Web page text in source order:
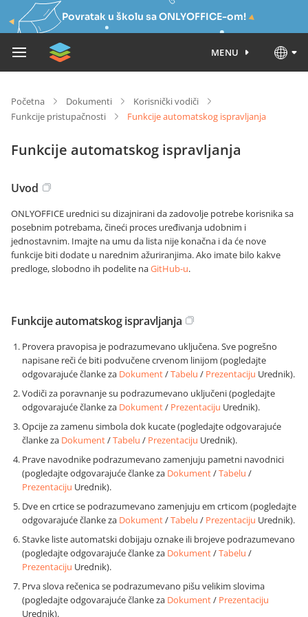
Povratak u školu sa ONLYOFFICE-om!
MENU
Početna Dokumenti
Korisnički vodiči
Funkcije pristupačnosti
Funkcije automatskog ispravljanja
Funkcije automatskog ispravljanja
Uvod
ONLYOFFICE urednici su dizajnirani da zadovolje potrebe korisnika sa
posebnim potrebama, čineći proces uređivanja udobnim i
jednostavnim. Imajte na umu da lista nije konačna i da će nove
funkcije biti dodate u narednim ažuriranjima. Ako imate bilo kakve
predloge, slobodno ih podelite naGitHub-u.
Funkcije automatskog ispravljanja
Provera pravopisa je podrazumevano uključena. Sve pogrešno
napisane reči će biti podvučene crvenom linijom (pogledajte
odgovarajuće članke za Dokument/Tabelu / Prezentaciju Urednik).
Vodiči za poravnanje su podrazumevano uključeni (pogledajte
odgovarajuće članke za Dokument/ Prezentaciju Urednik).
Opcije za zamenu simbola dok kucate (pogledajte odgovarajuće
članke za Dokument/Tabelu / Prezentaciju Urednik).
Prave navodnike podrazumevano zamenjuju pametni navodnici
(pogledajte odgovarajuće članke za Dokument/Tabelu /
Prezentaciju Urednik).
Dve en crtice se podrazumevano zamenjuju em crticom (pogledajte
odgovarajuće članke za Dokument/Tabelu / Prezentaciju Urednik).
Stavke liste automatski dobijaju oznake ili brojeve podrazumevano
(pogledajte odgovarajuće članke za Dokument/Tabelu /
Prezentaciju Urednik).
Prva slova rečenica se podrazumevano pišu velikim slovima
(pogledajte odgovarajuće članke za Dokument/ Prezentaciju
Urednik).